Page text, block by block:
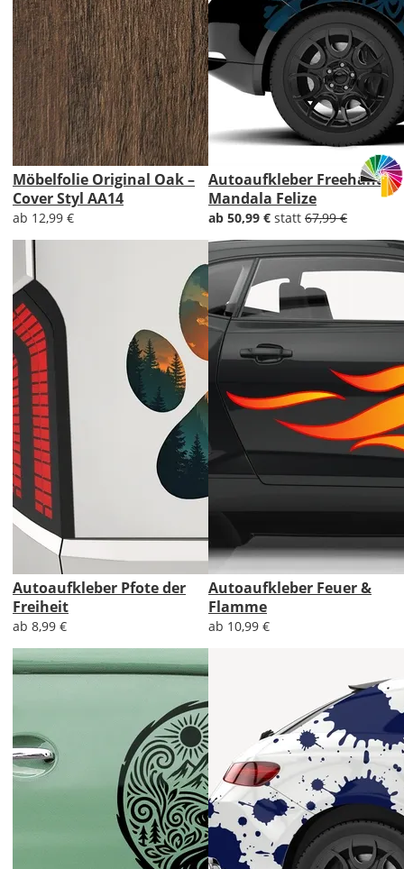
Möbelfolie Original Oak –
Cover Styl AA14
ab 12,99 €
Autoaufkleber Freehand
Mandala Felize
ab 50,99 € statt 67,99 €
Autoaufkleber Pfote der
Freiheit
ab 8,99 €
Autoaufkleber Feuer &
Flamme
ab 10,99 €